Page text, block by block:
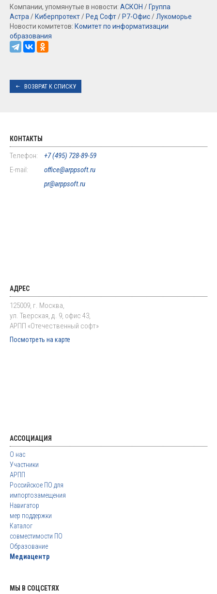
Компании, упомянутые в новости: АСКОН / Группа
Астра/ Киберпротект/ Ред Софт/ Р7-Офис/Лукоморье
Новости комитетов: Комитет по информатизации
образования
ВОЗВРАТ К СПИСКУ
КОНТАКТЫ
Телефон:
+7 (495) 728-89-59
E-mail:
office@arppsoft.ru
pr@arppsoft.ru
АДРЕС
125009, г. Москва,
ул. Тверская, д. 9, офис 43,
АРПП «Отечественный софт»
Посмотреть на карте
АССОЦИАЦИЯ
О нас
Участники
АРПП
Российское ПО для
импортозамещения
Навигатор
мер поддержки
Каталог
совместимости ПО
Образование
Медиацентр
МЫ В СОЦСЕТЯХ